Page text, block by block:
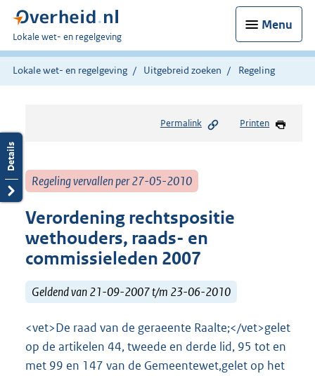
Menu
U
bent
hier:
Lokale wet- en regelgeving
Lokale wet- en regelgeving Uitgebreid zoeken Regeling
Permalink Printen
Regeling vervallen per 27-05-2010
Verordening rechtspositie
wethouders, raads- en
commissieleden 2007
Geldend van 21-09-2007 t/m 23-06-2010
<vet>De raad van de geraeente Raalte;</vet>gelet
op de artikelen 44, tweede en derde lid, 95 tot en
met 99 en 147 van de Gemeentewet,gelet op het